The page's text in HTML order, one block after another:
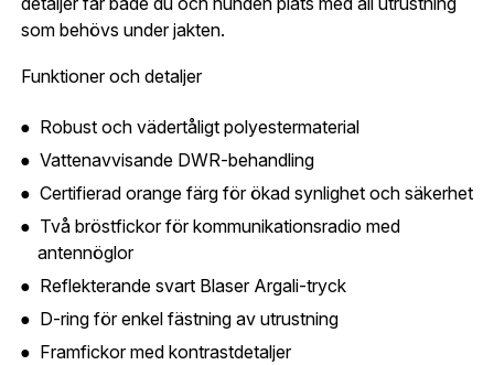
som behövs under jakten.
Funktioner och detaljer
Robust och vädertåligt polyestermaterial
Vattenavvisande DWR-behandling
Certifierad orange färg för ökad synlighet och säkerhet
Två bröstfickor för kommunikationsradio med
antennöglor
Reflekterande svart Blaser Argali-tryck
D-ring för enkel fästning av utrustning
Framfickor med kontrastdetaljer
Skapa konto och handla enklare
Är du företag eller förening?Med ett eget
översikt över dina beställningar och sparade
uppgifter.
Är du en förening eller ett företag? Kontakta
oss så hjälper vi dig att skapa ett konto.
Ort:*
Land:*
E-post:* (kommer bli ditt användarnamn)
Jag godkänner att mina uppgifter sparas enligt
integritetspolicyn.
Bevaka